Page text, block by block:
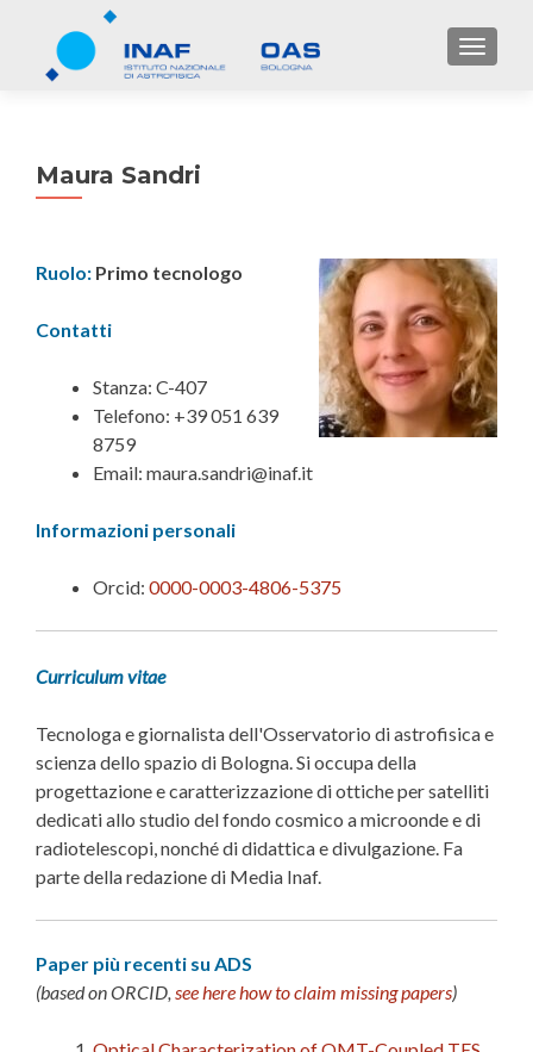
Maura Sandri
Ruolo: Primo tecnologo
Contatti
Stanza: C-407
Telefono: +39 051 639
8759
Email: maura.sandri@inaf.it
Informazioni personali
Orcid: 0000-0003-4806-5375
Curriculum vitae
Tecnologa e giornalista dell'Osservatorio di astrofisica e
scienza dello spazio di Bologna. Si occupa della
progettazione e caratterizzazione di ottiche per satelliti
dedicati allo studio del fondo cosmico a microonde e di
radiotelescopi, nonché di didattica e divulgazione. Fa
parte della redazione di Media Inaf.
Paper più recenti su ADS
(based on ORCID, see here how to claim missing papers)